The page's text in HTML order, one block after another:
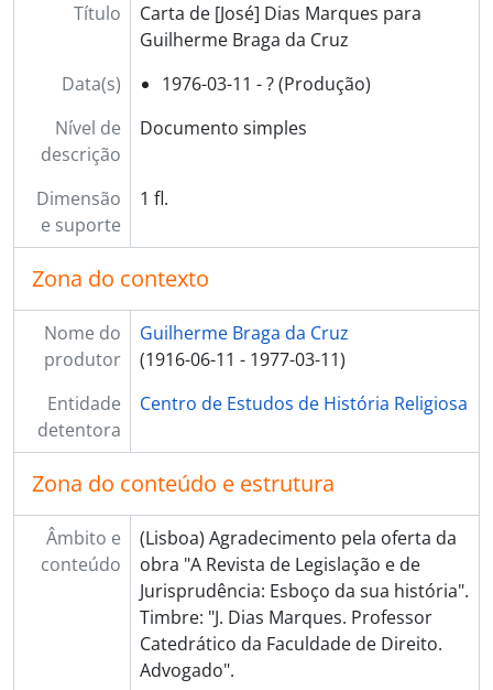
Título
Carta de [José] Dias Marques para
Guilherme Braga da Cruz
Data(s)
1976-03-11 - ? (Produção)
Nível de
descrição
Documento simples
Dimensão
e suporte
1 fl.
Zona do contexto
Nome do
produtor
Guilherme Braga da Cruz
(1916-06-11 - 1977-03-11)
Entidade
detentora
Centro de Estudos de História Religiosa
Zona do conteúdo e estrutura
Âmbito e
conteúdo
(Lisboa) Agradecimento pela oferta da
obra "A Revista de Legislação e de
Jurisprudência: Esboço da sua história".
Timbre: "J. Dias Marques. Professor
Catedrático da Faculdade de Direito.
Advogado".